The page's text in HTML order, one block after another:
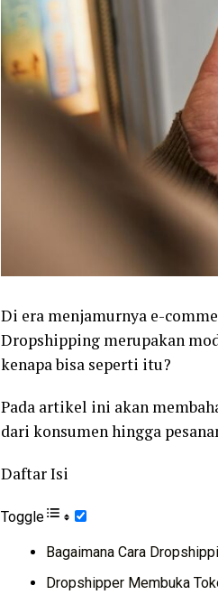
Di era menjamurnya e-
Dropshipping merupakan
kenapa bisa seperti itu?
Pada artikel ini akan
dari konsumen hingga
Daftar Isi
Toggle
Bagaimana Cara
Dropshipper Membuka